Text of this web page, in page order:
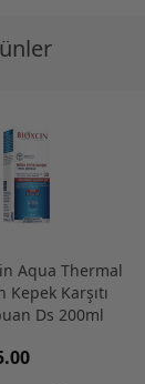
Aqua Thermal
Kepek Karşıtı
Ds 200ml